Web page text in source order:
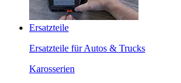
Ersatzteile
Ersatzteile für Autos & Trucks
Karosserien